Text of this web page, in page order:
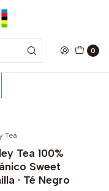
0
Tea
Tea 100%
Sweet
· Té Negro